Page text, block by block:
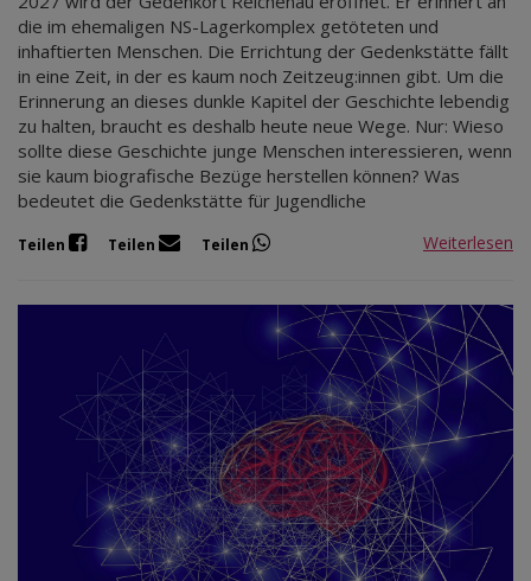
die im ehemaligen NS-Lagerkomplex getöteten und
inhaftierten Menschen. Die Errichtung der Gedenkstätte fällt
in eine Zeit, in der es kaum noch Zeitzeug:innen gibt. Um die
Erinnerung an dieses dunkle Kapitel der Geschichte lebendig
zu halten, braucht es deshalb heute neue Wege. Nur: Wieso
sollte diese Geschichte junge Menschen interessieren, wenn
sie kaum biografische Bezüge herstellen können? Was
bedeutet die Gedenkstätte für Jugendliche
Teilen Teilen Teilen Weiterlesen